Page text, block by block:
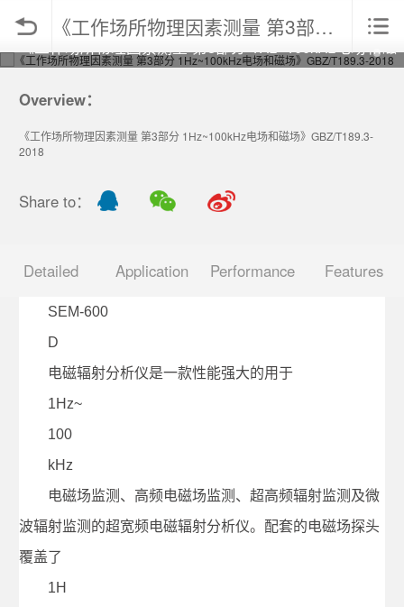
《工作场所物理因素测量 第3部分 1Hz~100kHz电场和磁场》GBZ/T189.3-2018
Overview：
《工作场所物理因素测量 第3部分 1Hz~100kHz电场和磁场》GBZ/T189.3-
2018
Share to：
Detailed Application Performance Features
SEM-600
D
电磁辐射分析仪是一款性能强大的用于
1Hz~
100
kHz
电磁场监测、高频电磁场监测、超高频辐射监测及微
波辐射监测的超宽频电磁辐射分析仪。配套的电磁场探头
覆盖了
1H